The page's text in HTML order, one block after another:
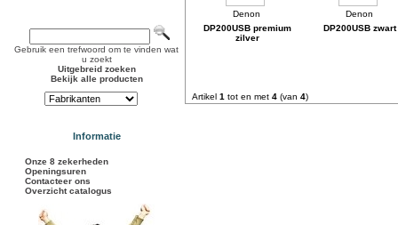
Gebruik een trefwoord om te vinden wat
u zoekt
Uitgebreid zoeken
Bekijk alle producten
Informatie
Onze 8 zekerheden
Openingsuren
Contacteer ons
Overzicht catalogus
DP200USB premium
zilver
DP200USB zwart
Artikel 1 tot en met 4 (van 4)